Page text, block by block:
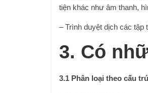
tiện khác như âm thanh,
– Trình duyệt dịch các tập
3. Có
3.1 Phân loại theo cấu